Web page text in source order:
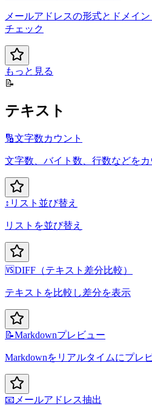
メールアドレスの形式とドメイ
チェック
もっと見る
📝
テキスト
🔢文字数カウント
文字数、バイト数、行数などをカ
↕️ リスト並び替え
リストを並び替え
🆚DIFF（テキスト差分比較）
テキストを比較し差分を表示
📝Markdownプレビュー
Markdownをリアルタイムにプレ
📧 メールアドレス抽出